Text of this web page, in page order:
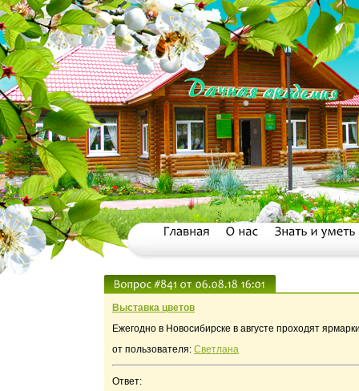
Выставка цветов
Ежегодно в Новосибирске в августе проходят
от пользователя: Светлана
Ответ: